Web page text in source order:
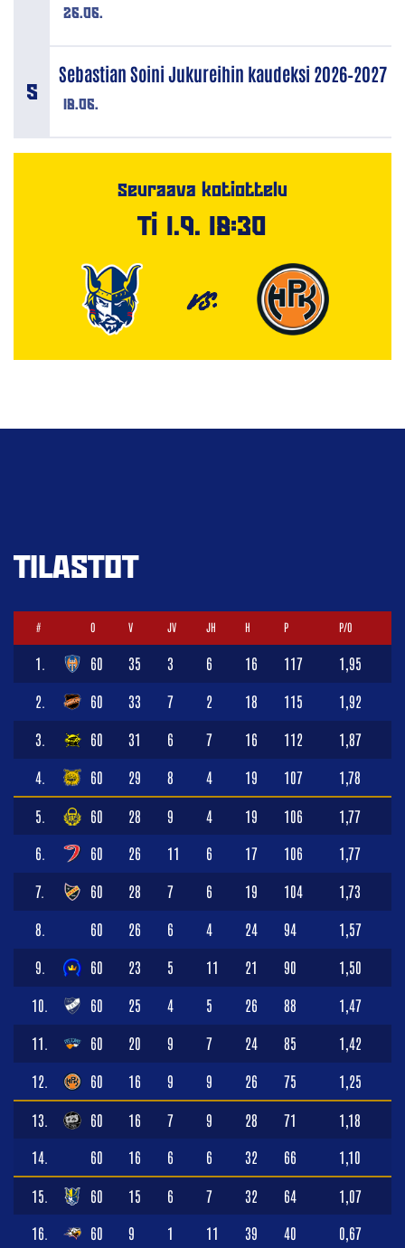
26.06.
18.06.
Sebastian Soini Jukureihin kaudeksi 2026–2027
Seuraava kotiottelu
Ti 1.9. 18:30
VS.
TILASTOT
# O V JV JH H P P/O
1. 60 35 3 6 16 117 1,95
2. 60 33 7 2 18 115 1,92
3. 60 31 6 7 16 112 1,87
4. 60 29 8 4 19 107 1,78
5. 60 28 9 4 19 106 1,77
6. 60 26 11 6 17 106 1,77
7. 60 28 7 6 19 104 1,73
8. 60 26 6 4 24 94 1,57
9. 60 23 5 11 21 90 1,50
10. 60 25 4 5 26 88 1,47
11. 60 20 9 7 24 85 1,42
12. 60 16 9 9 26 75 1,25
13. 60 16 7 9 28 71 1,18
14. 60 16 6 6 32 66 1,10
15. 60 15 6 7 32 64 1,07
16. 60 9 1 11 39 40 0,67